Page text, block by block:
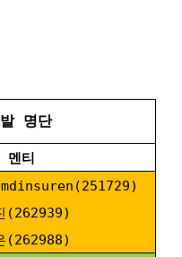
명단
멘티
(262939)
(262988)